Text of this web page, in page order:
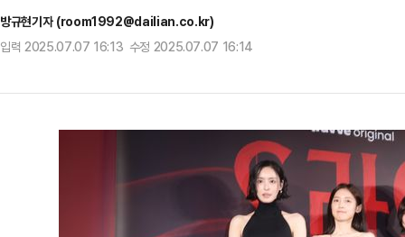
방규현기자 (room1992@dailian.co.kr)
입력 2025.07.07 16:13 수정 2025.07.07 16:14